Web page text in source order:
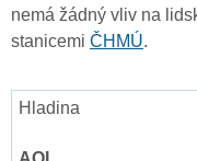
nemá žádný vliv na
stanicemi ČHMÚ.